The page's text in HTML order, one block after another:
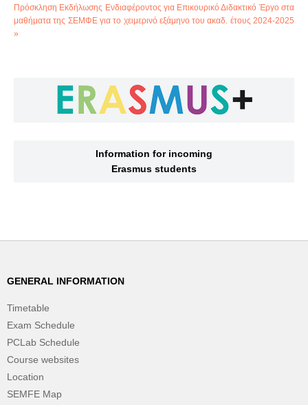
Πρόσκληση Εκδήλωσης Ενδιαφέροντος για Επικουρικό Διδακτικό Έργο στα
μαθήματα της ΣΕΜΦΕ για το χειμερινό εξάμηνο του ακαδ. έτους 2024-2025
»
Information for incoming
Erasmus students
GENERAL INFORMATION
Timetable
Exam Schedule
PCLab Schedule
Course websites
Location
SEMFE Map